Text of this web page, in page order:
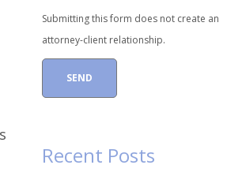
Submitting this form does not create an
attorney-client relationship.
Recent Posts